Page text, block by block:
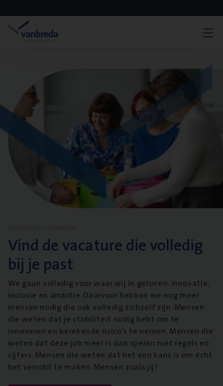
Vind de vacature die volledig
bij je past
We gaan volledig voor waar wij in geloven: innovatie,
inclusie en ambitie. Daarvoor hebben we nog meer
mensen nodig die ook volledig zichzelf zijn. Mensen
die weten dat je stabiliteit nodig hebt om te
innoveren en berekende risico’s te nemen. Mensen die
weten dat deze job meer is dan spelen met regels en
cijfers. Mensen die weten dat het een kans is om écht
het verschil te maken. Mensen zoals jij?